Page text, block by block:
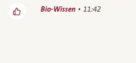
Bio-Wissen 11:42